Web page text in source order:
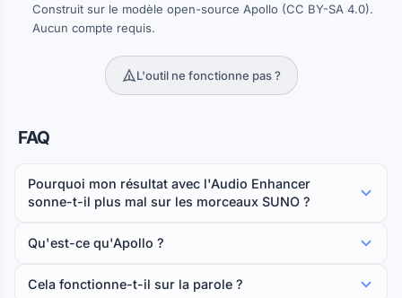
Construit sur le modèle open-source Apollo (CC BY-SA 4.0).
Aucun compte requis.
L'outil ne fonctionne pas ?
FAQ
Pourquoi mon résultat avec l'Audio Enhancer
sonne-t-il plus mal sur les morceaux SUNO ?
Qu'est-ce qu'Apollo ?
Cela fonctionne-t-il sur la parole ?